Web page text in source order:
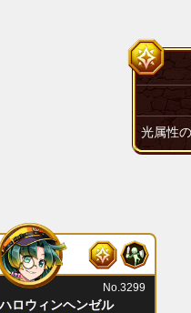
光属性
ハロウィンヘンゼル
No.3299